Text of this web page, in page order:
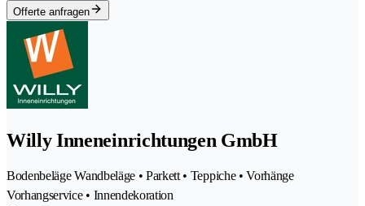
Offerte anfragen
Willy Inneneinrichtungen GmbH
Bodenbeläge Wandbeläge • Parkett • Teppiche • Vorhänge
Vorhangservice • Innendekoration